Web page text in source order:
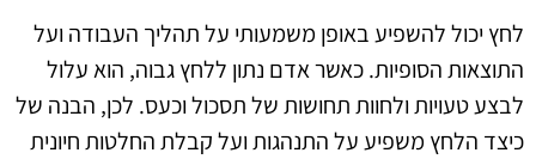
לחץ יכול להשפיע באופן משמעותי על תהליך העבודה ועל
התוצאות הסופיות. כאשר אדם נתון ללחץ גבוה, הוא עלול
לבצע טעויות ולחוות תחושות של תסכול וכעס. לכן, הבנה של
כיצד הלחץ משפיע על התנהגות ועל קבלת החלטות חיונית